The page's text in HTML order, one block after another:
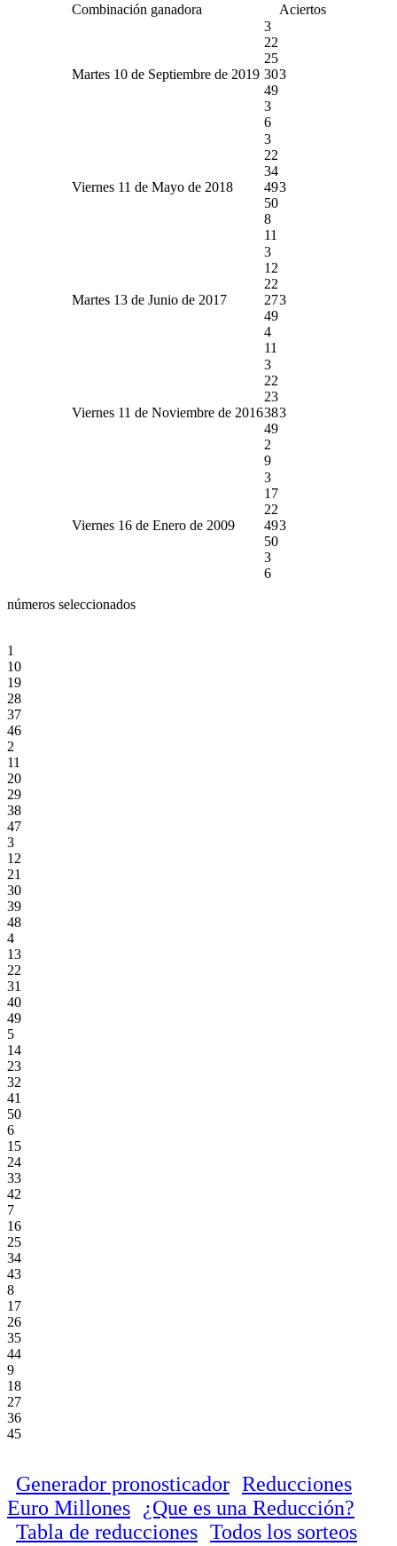
Combinación ganadora Aciertos
Martes 10 de Septiembre de 2019
3
22
25
30
49
3
6
3
Viernes 11 de Mayo de 2018
3
22
34
49
50
8
11
3
Martes 13 de Junio de 2017
3
12
22
27
49
4
11
3
Viernes 11 de Noviembre de 2016
3
22
23
38
49
2
9
3
Viernes 16 de Enero de 2009
3
17
22
49
50
3
6
3
números seleccionados
1
10
19
28
37
46
2
11
20
29
38
47
3
12
21
30
39
48
4
13
22
31
40
49
5
14
23
32
41
50
6
15
24
33
42
7
16
25
34
43
8
17
26
35
44
9
18
27
36
45
Generador pronosticador Reducciones
Euro Millones
¿Que es una Reducción?
Tabla de reducciones Todos los sorteos